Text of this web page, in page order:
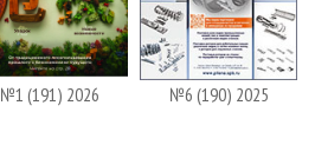
№1 (191) 2026 №6 (190) 2025